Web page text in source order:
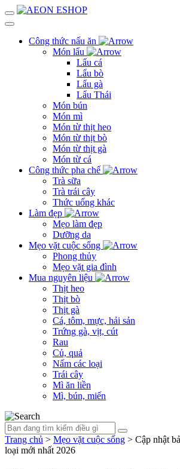
Công thức nấu ăn
Món lẩu
Lẩu cá
Lẩu bò
Lẩu gà
Lẩu Thái
Món bún
Món mì
Món từ thịt heo
Món từ thịt bò
Món từ thịt gà
Món từ cá
Công thức pha chế
Trà sữa
Trà trái cây
Thức uống khác
Làm đẹp
Mẹo làm đẹp
Dưỡng da
Mẹo vặt cuộc sống
Phong thủy
Mẹo vặt gia đình
Mua nguyên liệu
Thịt heo
Thịt bò
Thịt gà
Cá, tôm, mực, hải sản
Trứng gà, vịt, cút
Rau
Củ, quả
Nấm các loại
Trái cây
Mì ăn liền
Mì, bún, miến
Trang chủ > Mẹo vặt cuộc sống > Cập nhật
loại mới nhất 2026